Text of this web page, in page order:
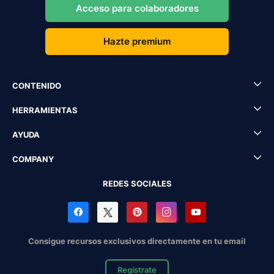
Acceso para colaboradores
Hazte premium
CONTENIDO
HERRAMIENTAS
AYUDA
COMPANY
REDES SOCIALES
Consigue recursos exclusivos directamente en tu email
Regístrate